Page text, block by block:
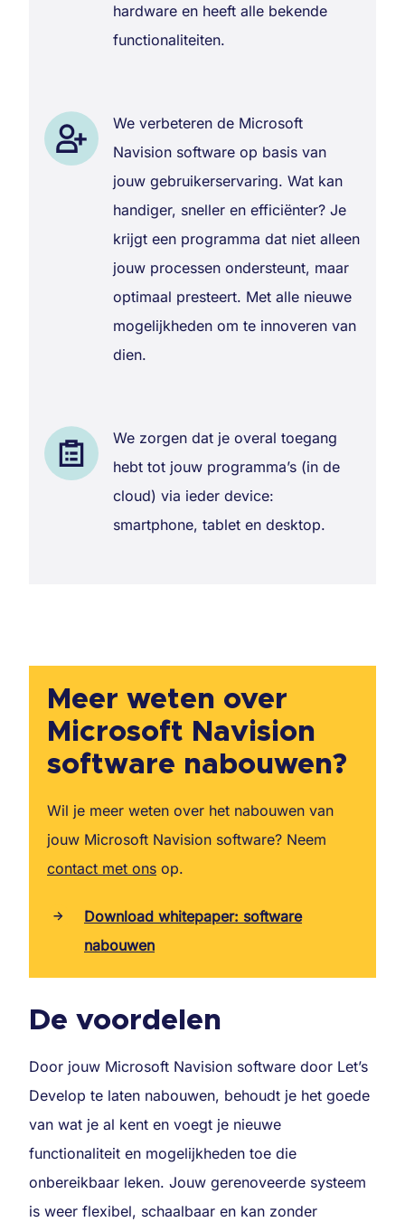
hardware en heeft alle bekende
functionaliteiten.
We verbeteren de Microsoft
Navision software op basis van
jouw gebruikerservaring. Wat kan
handiger, sneller en efficiënter? Je
krijgt een programma dat niet alleen
jouw processen ondersteunt, maar
optimaal presteert. Met alle nieuwe
mogelijkheden om te innoveren van
dien.
We zorgen dat je overal toegang
hebt tot jouw programma’s (in de
cloud) via ieder device:
smartphone, tablet en desktop.
Meer weten over
Microsoft Navision
software nabouwen?
Wil je meer weten over het nabouwen van
jouw Microsoft Navision software? Neem
contact met ons op.
Download whitepaper: software
nabouwen
De voordelen
Door jouw Microsoft Navision software door Let’s
Develop te laten nabouwen, behoudt je het goede
van wat je al kent en voegt je nieuwe
functionaliteit en mogelijkheden toe die
onbereikbaar leken. Jouw gerenoveerde systeem
is weer flexibel, schaalbaar en kan zonder